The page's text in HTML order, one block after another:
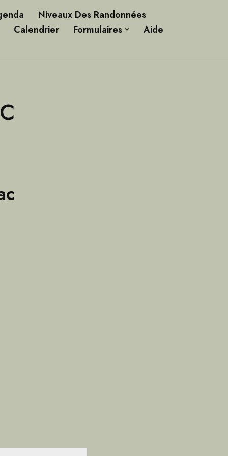
Niveaux Des Randonnées
Calendrier Formulaires
Aide